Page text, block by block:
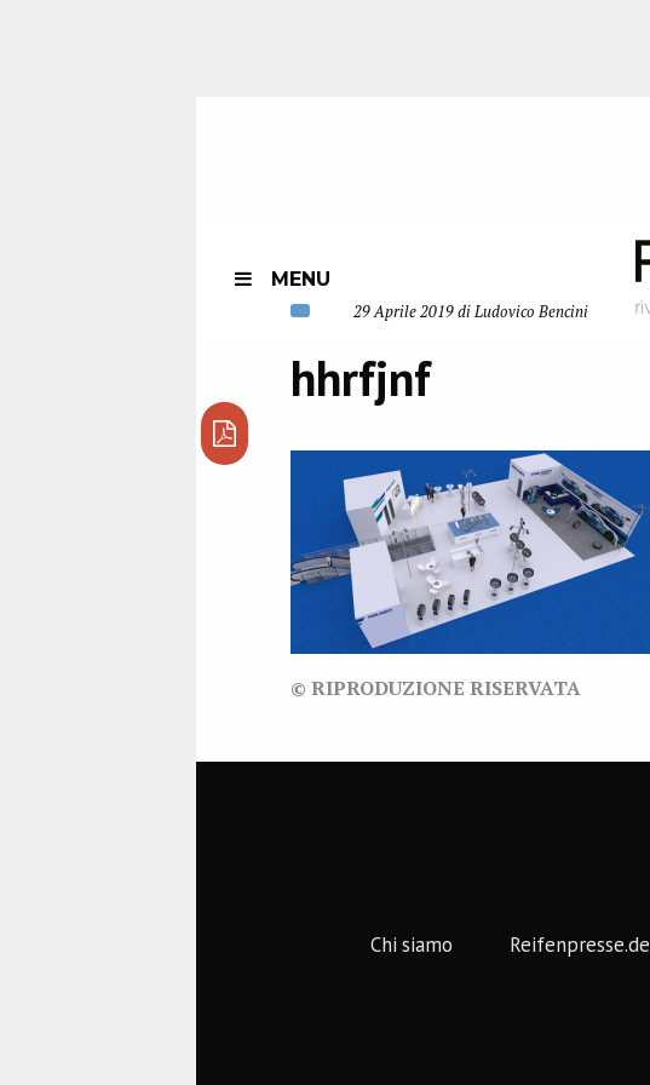
MENU
29 Aprile 2019 di Ludovico Bencini
hhrfjnf
© RIPRODUZIONE RISERVATA
Chi siamo Reifenpresse.de